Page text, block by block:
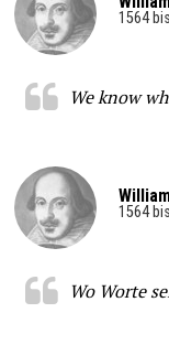
1564
We know
1564
Wo Worte